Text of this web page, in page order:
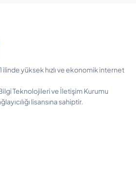
ilinde yüksek hızlı ve ekonomik internet
Teknolojileri ve İletişim Kurumu
lisansına sahiptir.